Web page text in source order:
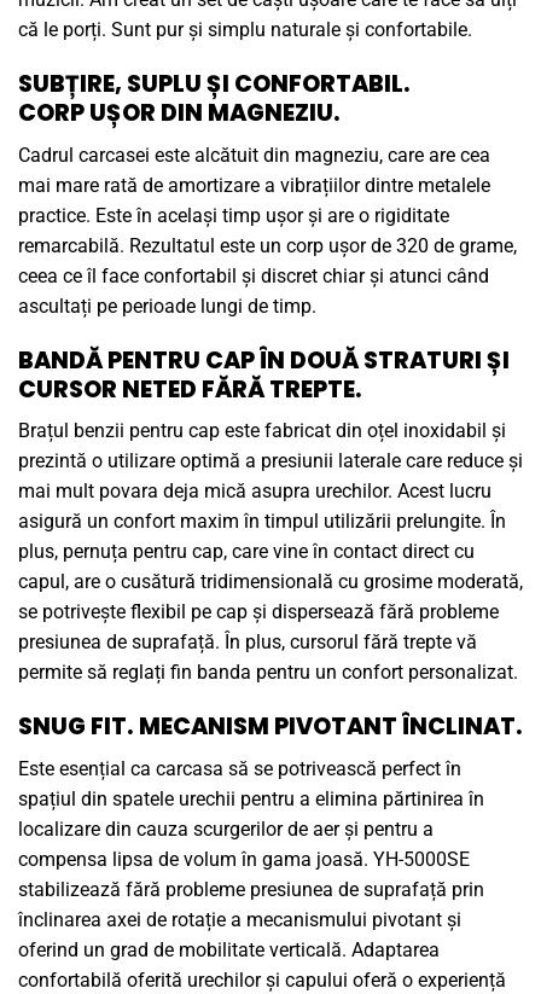
că le porți. Sunt pur și simplu naturale și confortabile.
SUBȚIRE, SUPLU ȘI CONFORTABIL.
CORP UȘOR DIN MAGNEZIU.
Cadrul carcasei este alcătuit din magneziu, care are cea
mai mare rată de amortizare a vibrațiilor dintre metalele
practice. Este în același timp ușor și are o rigiditate
remarcabilă. Rezultatul este un corp ușor de 320 de grame,
ceea ce îl face confortabil și discret chiar și atunci când
ascultați pe perioade lungi de timp.
BANDĂ PENTRU CAP ÎN DOUĂ STRATURI ȘI
CURSOR NETED FĂRĂ TREPTE.
Brațul benzii pentru cap este fabricat din oțel inoxidabil și
prezintă o utilizare optimă a presiunii laterale care reduce și
mai mult povara deja mică asupra urechilor. Acest lucru
asigură un confort maxim în timpul utilizării prelungite. În
plus, pernuța pentru cap, care vine în contact direct cu
capul, are o cusătură tridimensională cu grosime moderată,
se potrivește flexibil pe cap și dispersează fără probleme
presiunea de suprafață. În plus, cursorul fără trepte vă
permite să reglați fin banda pentru un confort personalizat.
SNUG FIT. MECANISM PIVOTANT ÎNCLINAT.
Este esențial ca carcasa să se potrivească perfect în
spațiul din spatele urechii pentru a elimina părtinirea în
localizare din cauza scurgerilor de aer și pentru a
compensa lipsa de volum în gama joasă. YH-5000SE
stabilizează fără probleme presiunea de suprafață prin
înclinarea axei de rotație a mecanismului pivotant și
oferind un grad de mobilitate verticală. Adaptarea
confortabilă oferită urechilor și capului oferă o experiență